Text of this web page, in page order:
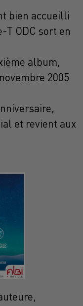
bien accueilli
T ODC sort en
album,
2005
et revient aux